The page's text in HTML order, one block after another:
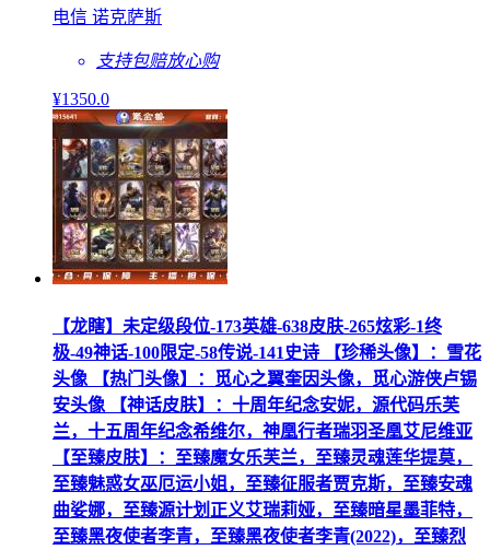
电信 诺克萨斯
支持包赔放心购
¥1350.0
【龙瞎】未定级段位-173英雄-638皮肤-265炫彩-1终
极-49神话-100限定-58传说-141史诗 【珍稀头像】：雪花
头像 【热门头像】：觅心之翼奎因头像，觅心游侠卢锡
安头像 【神话皮肤】：十周年纪念安妮，源代码乐芙
兰，十五周年纪念希维尔，神凰行者瑞羽圣凰艾尼维亚
【至臻皮肤】：至臻魔女乐芙兰，至臻灵魂莲华提莫，
至臻魅惑女巫厄运小姐，至臻征服者贾克斯，至臻安魂
曲娑娜，至臻源计划正义艾瑞莉娅，至臻暗星墨菲特，
至臻黑夜使者李青，至臻黑夜使者李青(2022)，至臻烈